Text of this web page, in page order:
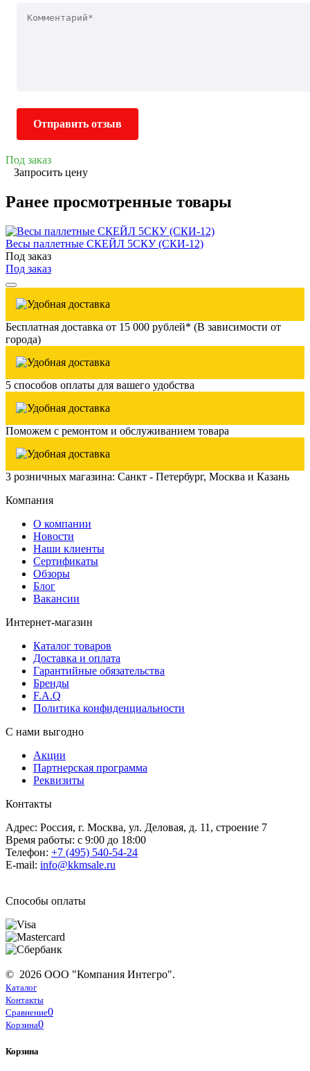
Отправить отзыв
Под заказ
Запросить цену
Ранее просмотренные товары
Весы паллетные СКЕЙЛ 5СКУ (СКИ-12)
Под заказ
Под заказ
Бесплатная доставка от 15 000 рублей* (В зависимости от
города)
5 способов оплаты для вашего удобства
Поможем с ремонтом и обслуживанием товара
3 розничных магазина: Санкт - Петербург, Москва и Казань
Компания
О компании
Новости
Наши клиенты
Сертификаты
Обзоры
Блог
Вакансии
Интернет-магазин
Каталог товаров
Доставка и оплата
Гарантийные обязательства
Бренды
F.A.Q
Политика конфиденциальности
С нами выгодно
Акции
Партнерская программа
Реквизиты
Контакты
Адрес: Россия, г. Москва, ул. Деловая, д. 11, строение 7
Время работы: с 9:00 до 18:00
Телефон: +7 (495) 540-54-24
E-mail: info@kkmsale.ru
Способы оплаты
© 2026 ООО "Компания Интегро".
Каталог
Контакты
Сравнение0
Корзина0
Корзина